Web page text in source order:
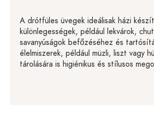
A drótfüles üvegek ideálisak házi
különlegességek, például lekvárok,
savanyúságok befőzéséhez és
élelmiszerek, például müzli, liszt vagy
tárolására is higiénikus és stílusos